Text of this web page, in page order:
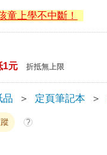
童上學不中斷！
1元 折抵無上限
品 ＞ 定頁筆記本 ＞
?